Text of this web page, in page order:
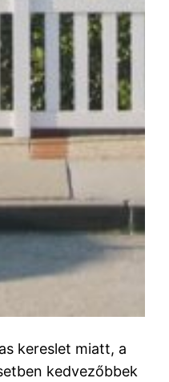
kereslet miatt, a
kedvezőbbek